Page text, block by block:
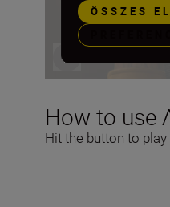
How to use
Hit the button to play
ÖSSZES